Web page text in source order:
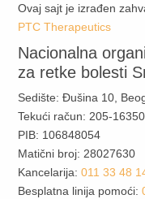
Ovaj sajt je izrađen
PTC Therapeutics
Nacionalna
za retke bolesti
Sedište: Đušina 10,
Tekući račun: 205-
PIB: 106848054
Matični broj: 28027630
Kancelarija: 011 33 48
Besplatna linija pomoći: